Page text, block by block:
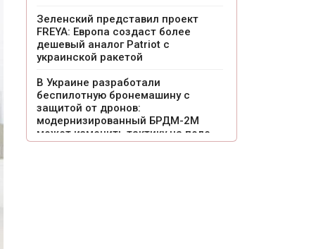
Зеленский представил проект
FREYA: Европа создаст более
дешевый аналог Patriot с
украинской ракетой
В Украине разработали
беспилотную бронемашину с
защитой от дронов:
модернизированный БРДМ-2М
может изменить тактику на поле
боя